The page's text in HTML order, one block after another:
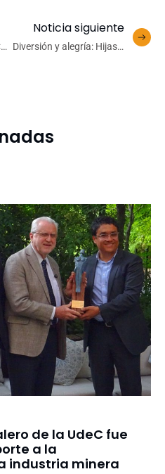
Noticia siguiente
Diversión y alegría: Hijas e
de la UdeC fue
a la
industria minera